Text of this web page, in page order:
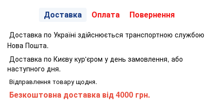
Доставка Оплата Повернення
Доставка по Україні здійснюється транспортною службою
Нова Пошта.
Доставка по Києву кур'єром у день замовлення, або
наступного дня.
Відправлення товару щодня.
Безкоштовна доставка від 4000 грн.